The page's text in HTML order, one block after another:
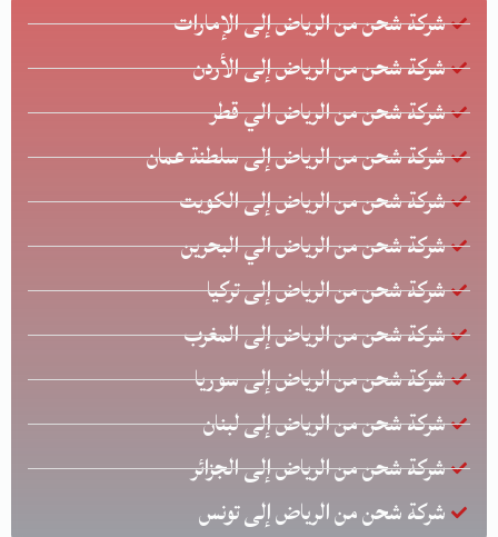
شركة شحن من الرياض إلى الإمارات
شركة شحن من الرياض إلى الأردن
شركة شحن من الرياض الي قطر
شركة شحن من الرياض إلى سلطنة عمان
شركة شحن من الرياض إلى الكويت
شركة شحن من الرياض الي البحرين
شركة شحن من الرياض إلى تركيا
شركة شحن من الرياض إلى المغرب
شركة شحن من الرياض إلى سوريا
شركة شحن من الرياض إلى لبنان
شركة شحن من الرياض إلى الجزائر
شركة شحن من الرياض إلى تونس